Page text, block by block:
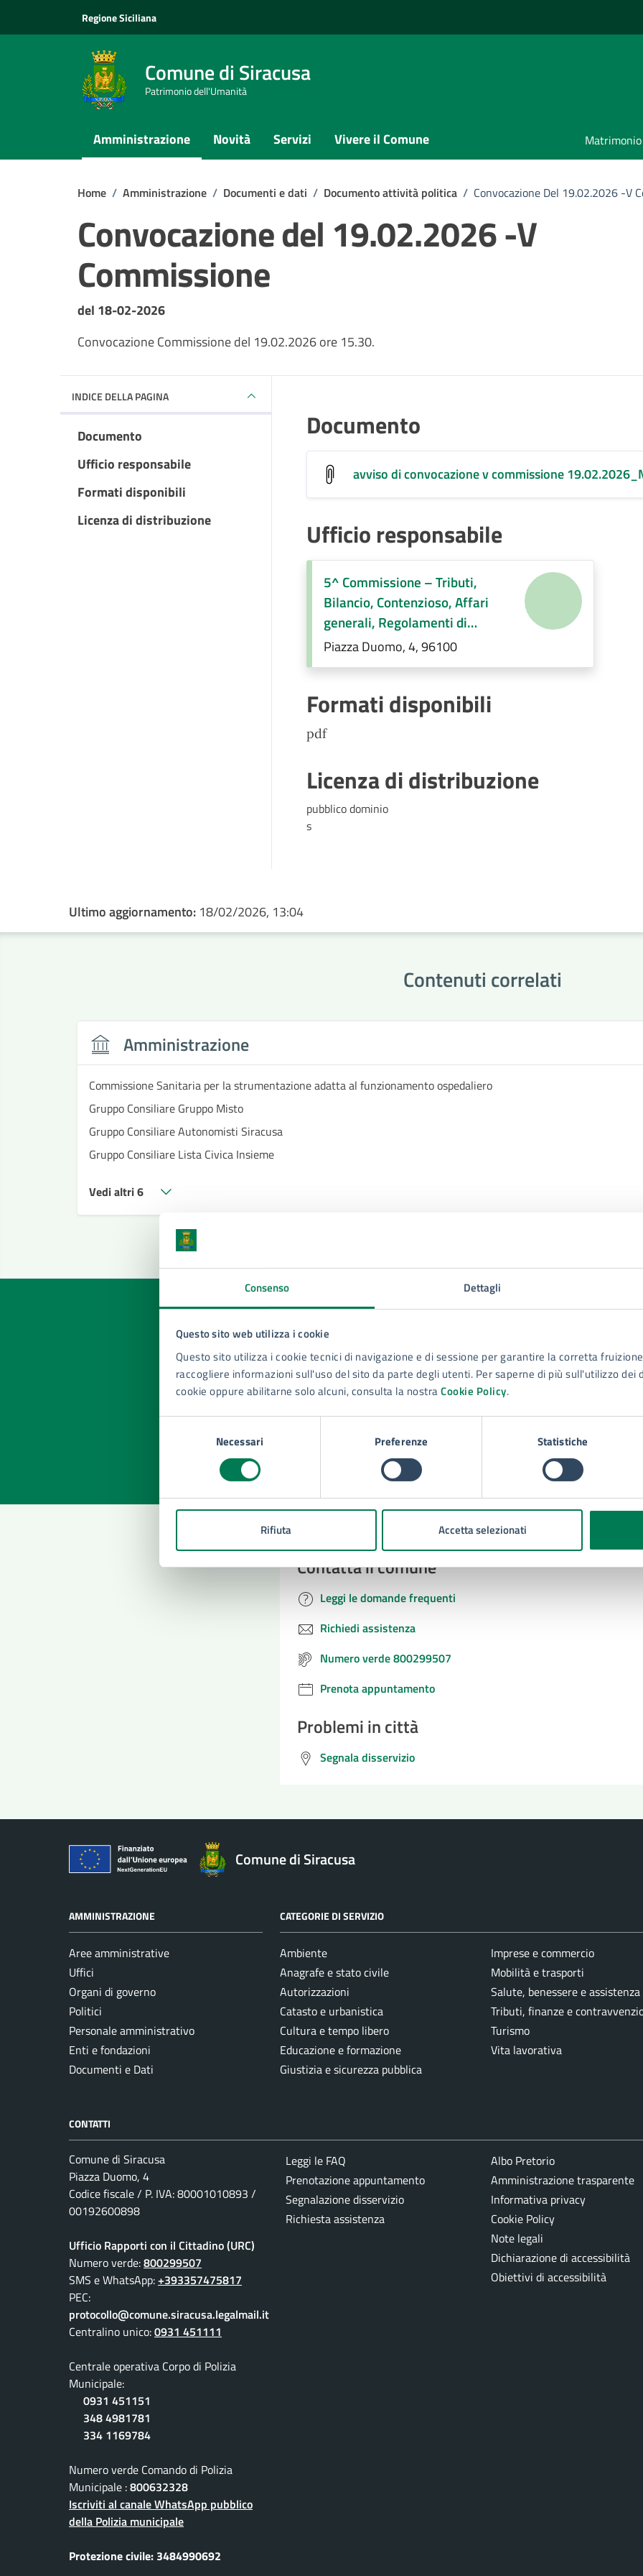
Consenso Dettagli
Questo sito web utilizza i cookie
Questo sito utilizza i cookie tecnici di navigazione e di sessione per garantire la corretta
raccogliere informazioni sull'uso del sito da parte degli utenti. Per saperne di più sull'utilizzo dei
cookie oppure abilitarne solo alcuni, consulta la nostraCookie Policy.
Necessari Preferenze Statistiche
Rifiuta Accetta selezionati
Regione Siciliana
Comune di Siracusa
Patrimonio dell'Umanità
Amministrazione Novità Servizi Vivere il Comune Matrimonio
Home / Amministrazione / Documenti e dati / Documento attività politica / Convocazione Del 19.02.2026 -V
Convocazione del 19.02.2026 -V
Commissione
Dettagli del documento
del 18-02-2026
Convocazione Commissione del 19.02.2026 ore 15.30.
INDICE DELLA PAGINA
Documento
Ufficio responsabile
Formati disponibili
Licenza di distribuzione
Documento
avviso di convocazione v commissione
Ufficio responsabile
5^ Commissione – Tributi,
Bilancio, Contenzioso, Affari
generali, Regolamenti di
competenza
Piazza Duomo, 4, 96100
Formati disponibili
pdf
Licenza di distribuzione
pubblico dominio
s
Ultimo aggiornamento: 18/02/2026, 13:04
Contenuti correlati
Amministrazione
Commissione Sanitaria per la strumentazione adatta al funzionamento ospedaliero
Gruppo Consiliare Gruppo Misto
Gruppo Consiliare Autonomisti Siracusa
Gruppo Consiliare Lista Civica Insieme
Vedi altri 6
Quanto sono chiare le informazioni su questa
pagina?
Valuta la chiarezza delle informazioni (da 1 a 5 stelle)
Seleziona il numero di stelle per valutare la chiarezza delle
Valuta 5 stelle su 5
Valuta 4 stelle su 5
Valuta 3 stelle su 5
Valuta 2 stelle su 5
Valuta 1 stelle su 5
Contatta il comune
Leggi le domande frequenti
Richiedi assistenza
Numero verde 800299507
Prenota appuntamento
Problemi in città
Segnala disservizio
Comune di Siracusa
AMMINISTRAZIONE
Aree amministrative
Uffici
Organi di governo
Politici
Personale amministrativo
Enti e fondazioni
Documenti e Dati
CATEGORIE DI SERVIZIO
Ambiente
Anagrafe e stato civile
Autorizzazioni
Catasto e urbanistica
Cultura e tempo libero
Educazione e formazione
Giustizia e sicurezza pubblica
Imprese e commercio
Mobilità e trasporti
Salute, benessere e assistenza
Tributi, finanze e
Turismo
Vita lavorativa
CONTATTI
Comune di Siracusa
Piazza Duomo, 4
Codice fiscale / P. IVA: 80001010893 /
00192600898
Ufficio Rapporti con il Cittadino (URC)
Numero verde:800299507
SMS e WhatsApp:+393357475817
PEC:
protocollo@comune.siracusa.legalmail.it
Centralino unico:0931 451111
Centrale operativa Corpo di Polizia
Municipale:
0931 451151
348 4981781
334 1169784
Numero verde Comando di Polizia
Municipale :800632328
Iscriviti al canale WhatsApp pubblico
della Polizia municipale
Protezione civile: 3484990692
Leggi le FAQ
Prenotazione appuntamento
Segnalazione disservizio
Richiesta assistenza
Albo Pretorio
Amministrazione trasparente
Informativa privacy
Cookie Policy
Note legali
Dichiarazione di accessibilità
Obiettivi di accessibilità